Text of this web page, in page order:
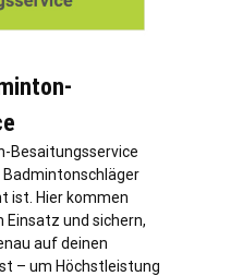
Besaitungsservice
ist. Hier kommen
und sichern,
auf deinen
– um Höchstleistung